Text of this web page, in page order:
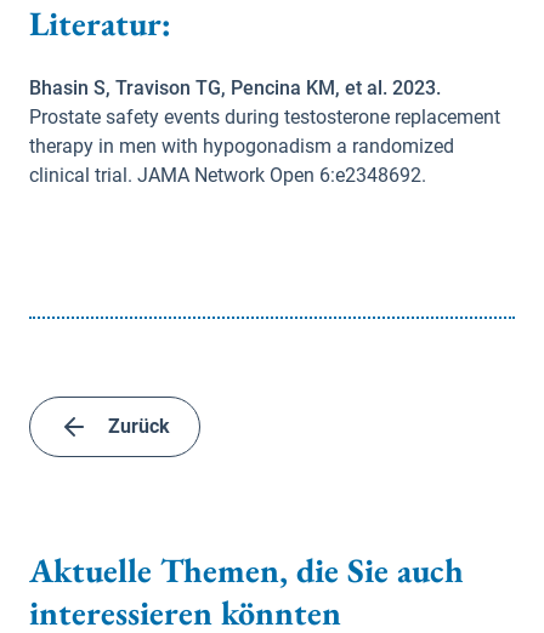
Literatur:
Bhasin S, Travison TG, Pencina KM, et al. 2023.
Prostate safety events during testosterone replacement
therapy in men with hypogonadism a randomized
clinical trial. JAMA Network Open 6:e2348692.
Zurück
Aktuelle Themen, die Sie auch
interessieren könnten